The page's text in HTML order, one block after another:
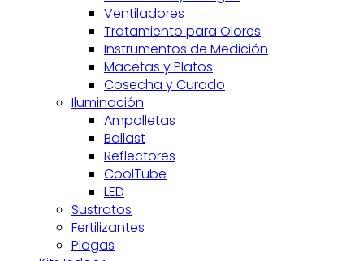
Ventiladores
Tratamiento para Olores
Instrumentos de Medición
Macetas y Platos
Cosecha y Curado
Iluminación
Ampolletas
Ballast
Reflectores
CoolTube
LED
Sustratos
Fertilizantes
Plagas